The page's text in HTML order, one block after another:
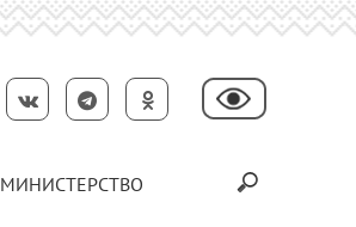
МИНИСТЕРСТВО